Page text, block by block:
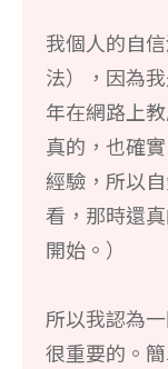
我個人的自
法），因為
年在網路上
真的，也確
經驗，所以
看，那時還
開始。）
所以我認為
很重要的。